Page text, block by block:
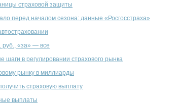
страховой защиты
перед началом сезона: данные «Росгосстраха»
«за» — все
шаги в регулировании страхового рынка
рынку в миллиарды
страховую выплату
выплаты